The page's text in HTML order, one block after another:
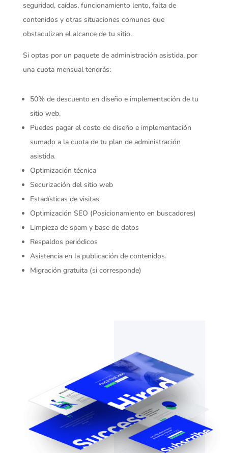
seguridad, caídas, funcionamiento lento, falta de
contenidos y otras situaciones comunes que
obstaculizan el alcance de tu sitio.
Si optas por un paquete de administración asistida, por
una cuota mensual tendrás:
50% de descuento en diseño e implementación de tu
sitio web.
Puedes pagar el costo de diseño e implementación
sumado a la cuota de tu plan de administración
asistida.
Optimización técnica
Securización del sitio web
Estadísticas de visitas
Optimización SEO (Posicionamiento en buscadores)
Limpieza de spam y base de datos
Respaldos periódicos
Asistencia en la publicación de contenidos.
Migración gratuita (si corresponde)